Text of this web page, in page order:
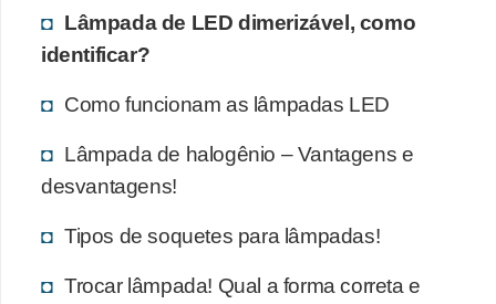
Lâmpada de LED dimerizável, como
identificar?
Como funcionam as lâmpadas LED
Lâmpada de halogênio – Vantagens e
desvantagens!
Tipos de soquetes para lâmpadas!
Trocar lâmpada! Qual a forma correta e